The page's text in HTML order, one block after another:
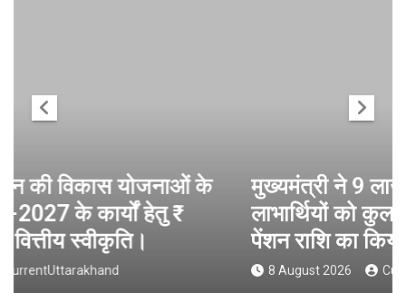
मुख्यमंत्री ने 9 लाख 87 हजार17 पेंशन
लाभार्थियों को कुल ₹ 146 करोड़ 32 लाख की
पेंशन राशि का किया भुगतान
8 August 2026 CurrentUttarakhand